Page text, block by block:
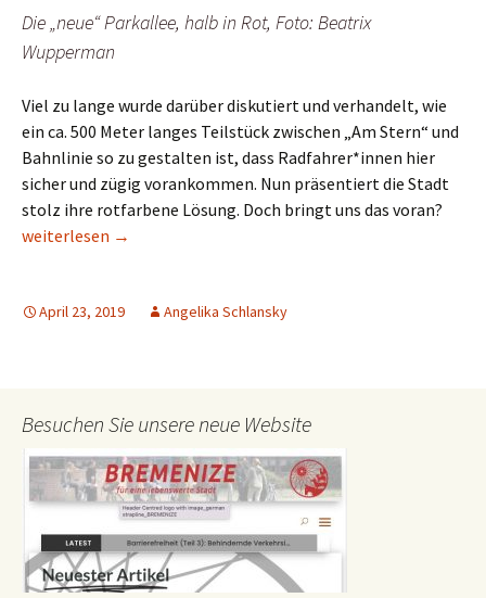
Die „neue“ Parkallee, halb in Rot, Foto: Beatrix
Wupperman
Viel zu lange wurde darüber diskutiert und verhandelt, wie
ein ca. 500 Meter langes Teilstück zwischen „Am Stern“ und
Bahnlinie so zu gestalten ist, dass Radfahrer*innen hier
sicher und zügig vorankommen. Nun präsentiert die Stadt
stolz ihre rotfarbene Lösung. Doch bringt uns das voran?
Parkallee in Bremen: Ein Schuss in den Ofen
weiterlesen →
April 23, 2019 Angelika Schlansky
Besuchen Sie unsere neue Website